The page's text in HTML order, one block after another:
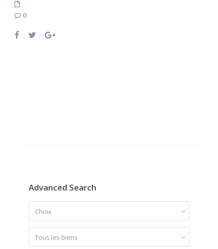
0
Advanced Search
Choix
Tous les biens